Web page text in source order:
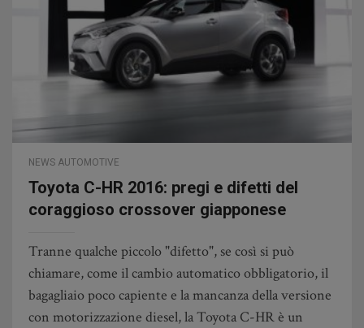
NEWS AUTOMOTIVE
Toyota C-HR 2016: pregi e difetti del
coraggioso crossover giapponese
Tranne qualche piccolo "difetto", se così si può
chiamare, come il cambio automatico obbligatorio, il
bagagliaio poco capiente e la mancanza della versione
con motorizzazione diesel, la Toyota C-HR è un